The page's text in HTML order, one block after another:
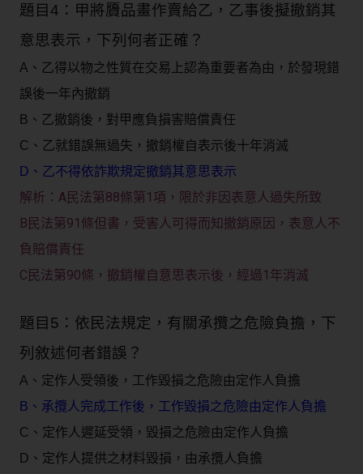
題目4：甲將贗品畫作賣給乙，乙事後擬撤銷其
意思表示，下列何者正確？
A、乙得以物之性質在交易上認為重要者為由，於發現錯
誤後一年內撤銷
B、乙撤銷後，對甲應負損害賠償責任
C、乙就錯誤無過失，撤銷權自表示後十年消滅
D、乙不得依詐欺規定撤銷其意思表示
解析： A民法第88條第1項，限於非因表意人過失所致
B民法第91條但書，受害人可得而知撤銷原因，表意人不
負賠償責任
C民法第90條，撤銷權自意思表示後，經過1年消滅
題目5：依民法規定，有關承攬之危險負擔，下
列敘述何者錯誤？
A、定作人受領後，工作毀損之危險由定作人負擔
B、承攬人完成工作後，工作毀損之危險由定作人負擔
C、定作人遲延受領，毀損之危險由定作人負擔
D、定作人提供之材料毀損，由承攬人負擔